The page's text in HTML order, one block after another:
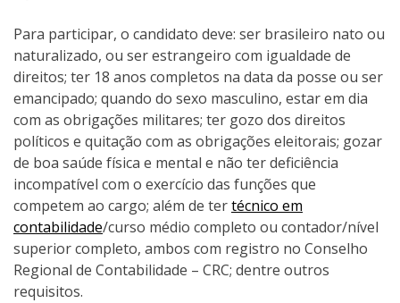
Para participar, o candidato deve: ser brasileiro nato ou
naturalizado, ou ser estrangeiro com igualdade de
direitos; ter 18 anos completos na data da posse ou ser
emancipado; quando do sexo masculino, estar em dia
com as obrigações militares; ter gozo dos direitos
políticos e quitação com as obrigações eleitorais; gozar
de boa saúde física e mental e não ter deficiência
incompatível com o exercício das funções que
competem ao cargo; além de tertécnico em
contabilidade/curso médio completo ou contador/nível
superior completo, ambos com registro no Conselho
Regional de Contabilidade – CRC; dentre outros
requisitos.